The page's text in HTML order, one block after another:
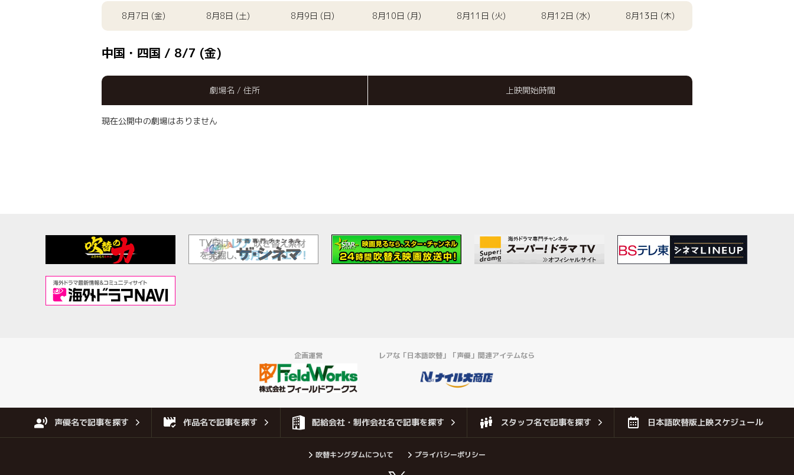
8月7日 (金) 8月8日 (土) 8月9日 (日) 8月10日 (月) 8月11日 (火) 8月12日 (水) 8月13日 (木)
中国・四国 / 8/7 (金)
劇場名 / 住所 上映開始時間
現在公開中の劇場はありません
企画運営 レアな「日本語吹替」「声優」関連アイテムなら
声優名で記事を探す 作品名で記事を探す 配給会社・制作会社名で記事を探す スタッフ名で記事を探す 日本語吹替版上映スケジュール
吹替キングダムについて プライバシーポリシー